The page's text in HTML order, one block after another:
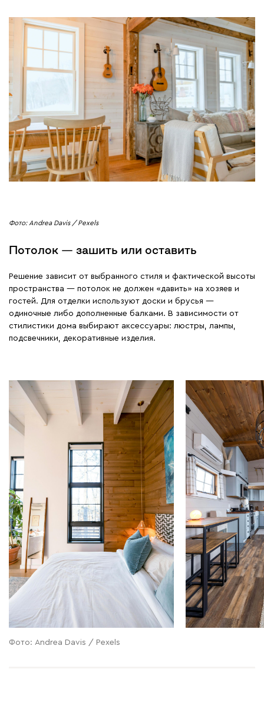
Фото: Andrea Davis / Pexels
Потолок — зашить или оставить
Решение зависит от выбранного стиля и фактической высоты
пространства — потолок не должен «давить» на хозяев и
гостей. Для отделки используют доски и брусья —
одиночные либо дополненные балками. В зависимости от
стилистики дома выбирают аксессуары: люстры, лампы,
подсвечники, декоративные изделия.
Фото: Andrea Davis / Pexels